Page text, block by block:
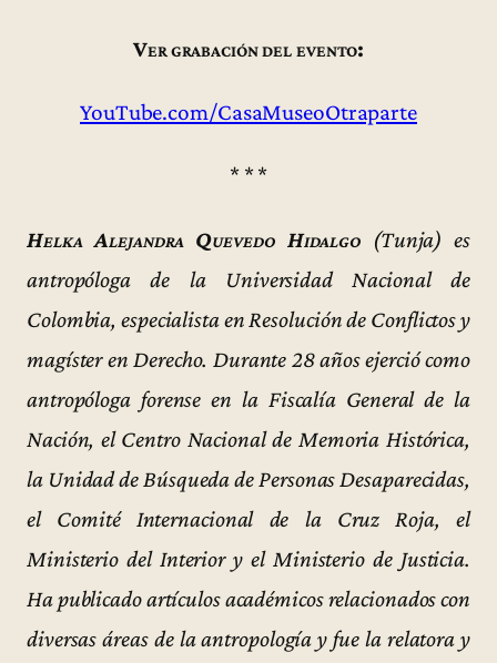
Ver grabación del evento:
YouTube.com/CasaMuseoOtraparte
* * *
Helka Alejandra Quevedo Hidalgo (Tunja) es
antropóloga de la Universidad Nacional de
Colombia, especialista en Resolución de Conflictos y
magíster en Derecho. Durante 28 años ejerció como
antropóloga forense en la Fiscalía General de la
Nación, el Centro Nacional de Memoria Histórica,
la Unidad de Búsqueda de Personas Desaparecidas,
el Comité Internacional de la Cruz Roja, el
Ministerio del Interior y el Ministerio de Justicia.
Ha publicado artículos académicos relacionados con
diversas áreas de la antropología y fue la relatora y